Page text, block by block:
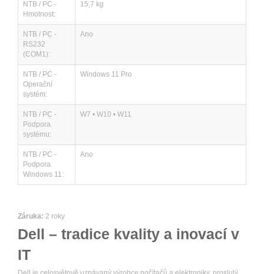
NTB / PC -
Hmotnost:
15,7 kg
NTB / PC -
RS232
(COM1):
Ano
NTB / PC -
Operační
systém:
Windows 11 Pro
NTB / PC -
Podpora
systému:
W7 • W10 • W11
NTB / PC -
Podpora
Windows 11:
Ano
Záruka: 2 roky
Dell – tradice kvality a inovací v
IT